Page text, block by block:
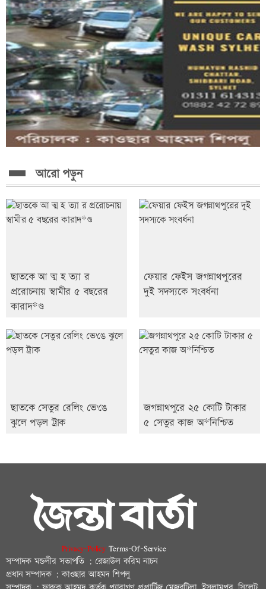
আরো পড়ুন
ছাতকে আ ত্ম হ ত্যা র
প্ররোচনায় স্বামীর ৫ বছরের
কারাদ*ণ্ড
ফেয়ার ফেইস জগন্নাথপুরের
দুই সদস্যকে সংবর্ধনা
ছাতকে সেতুর রেলিং ভে'ঙে
ঝুলে পড়ল ট্রাক
জগন্নাথপুরে ২৫ কোটি টাকার
৫ সেতুর কাজ অ*নিশ্চিত
Privacy-Policy Terms-Of-Service
সম্পাদক মন্ডলীর সভাপতি : রেজাউল করিম নাচন
প্রধান সম্পাদক : কাওছার আহমদ শিপলু